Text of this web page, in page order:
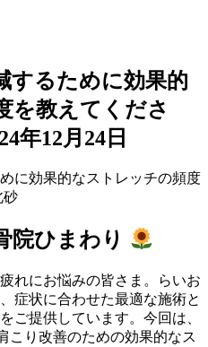
するために効果的
を教えてくださ
年12月24日
院ひまわり
れにお悩みの皆さま。らいお
症状に合わせた最適な施術と
ご提供しています。今回は、
こり改善のための効果的なス